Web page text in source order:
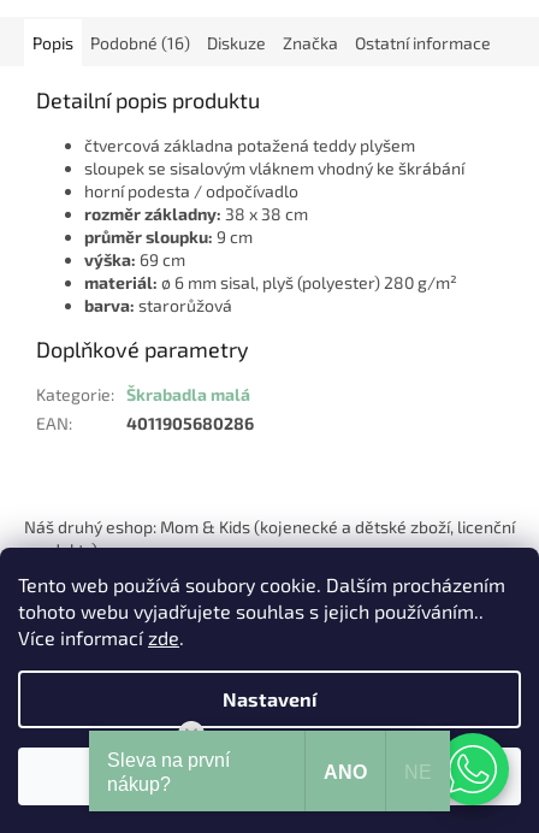
Tento web používá soubory cookie. Dalším procházením
tohoto webu vyjadřujete souhlas s jejich používáním..
Více informacízde.
Nastavení
Popis Podobné (16) Diskuze Značka Ostatní informace
Detailní popis produktu
čtvercová základna potažená teddy plyšem
sloupek se sisalovým vláknem vhodný ke škrábání
horní podesta / odpočívadlo
rozměr základny: 38 x 38 cm
průměr sloupku: 9 cm
výška: 69 cm
materiál: ø 6 mm sisal, plyš (polyester) 280 g/m²
barva: starorůžová
Doplňkové parametry
Kategorie: Škrabadla malá
EAN: 4011905680286
p
Náš druhý eshop: Mom & Kids (kojenecké a dětské zboží, licenční
produkty)
Vytvořil Shoptet
Copyright 2026 . Všechna práva vyhrazena.
Mohu Vám pomoci?
Sleva na první
nákup?
ANO NE